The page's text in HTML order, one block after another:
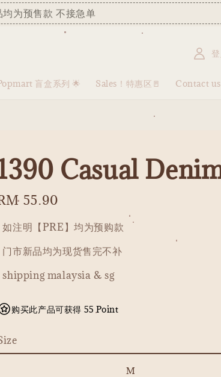
为预售款 不接急单
盲盒系列 🌟 Sales！特惠区🚪 Contact us
Casual
price
55.90
如注明【PRE】均为预购款
门市新品均为现货售完不补
shipping malaysia & sg
购买此产品可获得 55 Point
M